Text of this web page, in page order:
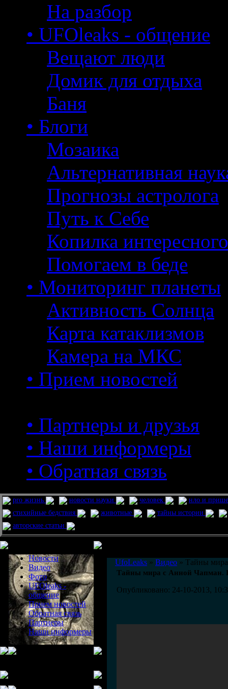
На разбор
• UFOleaks - общение
Вещают люди
Домик для отдыха
Баня
• Блоги
Мозаика
Альтернативная
Прогнозы астролога
Путь к Себе
Копилка интересного
Помогаем в беде
• Мониторинг планеты
Активность Солнца
Карта катаклизмов
Камера на МКС
• Прием новостей
• Партнеры и друзья
• Наши информеры
• Обратная связь
pro жизнь новости науки человек
нло и
стихийные бедствия
животные
тайны истории
авторские статьи
Новости
Видео
Фото
UFOleaks -
общение
Прием новостей
Обратная связь
Партнеры
Наши информеры
UfoLeaks » Видео » Тайны
Тайны мира с Анной Чапман.
Опубликовано: 24-10-2013,